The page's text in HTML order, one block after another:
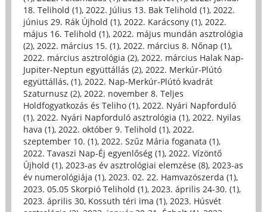
18. Telihold (1), 2022. Július 13. Bak Telihold (1), 2022.
június 29. Rák Újhold (1), 2022. Karácsony (1), 2022.
május 16. Telihold (1), 2022. május mundán asztrológia
(2), 2022. március 15. (1), 2022. március 8. Nőnap (1),
2022. március asztrológia (2), 2022. március Halak Nap-
Jupiter-Neptun együttállás (2), 2022. Merkúr-Plútó
együttállás, (1), 2022. Nap-Merkúr-Plútó kvadrát
Szaturnusz (2), 2022. november 8. Teljes
Holdfogyatkozás és Teliho (1), 2022. Nyári Napforduló
(1), 2022. Nyári Napforduló asztrológia (1), 2022. Nyilas
hava (1), 2022. október 9. Telihold (1), 2022.
szeptember 10. (1), 2022. Szűz Mária foganata (1),
2022. Tavaszi Nap-Éj egyenlőség (1), 2022. Vízöntő
Újhold (1), 2023-as év asztrológiai elemzése (8), 2023-as
év numerológiája (1), 2023. 02. 22. Hamvazószerda (1),
2023. 05.05 Skorpió Telihold (1), 2023. április 24-30. (1),
2023. április 30, Kossuth téri ima (1), 2023. Húsvét